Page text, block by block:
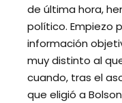
de última hora,
político. Empiezo
información
muy distinto al
cuando, tras el
que eligió a